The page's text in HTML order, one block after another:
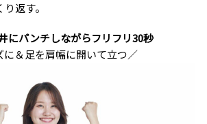
返す。
にパンチしながらフリフリ30秒
＆足を肩幅に開いて立つ／